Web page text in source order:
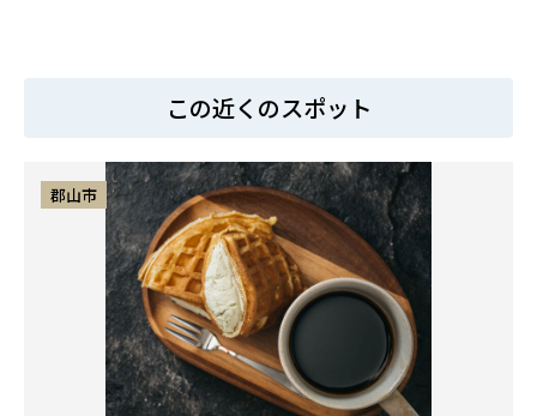
この近くのスポット
郡山市